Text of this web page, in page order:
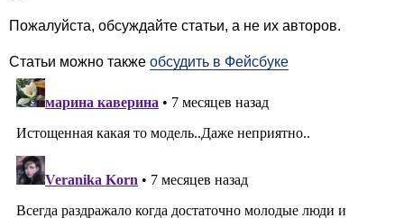
Пожалуйста, обсуждайте статьи, а не их авторов.
Статьи можно также обсудить в Фейсбуке